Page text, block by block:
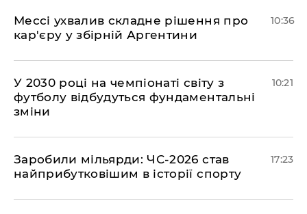
Мессі ухвалив складне рішення про
кар'єру у збірній Аргентини
10:36
У 2030 році на чемпіонаті світу з
футболу відбудуться фундаментальні
зміни
10:21
​Заробили мільярди: ЧС-2026 став
найприбутковішим в історії спорту
17:23